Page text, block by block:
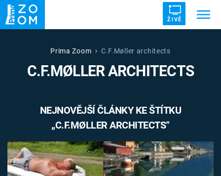
ŽIVĚ
ZRÁDCI DRUHÁ SVĚTOVÁ VÁLKA
ZÁHADY VETŘELCI DÁVNOVĚKU
Témata
Témata
Prima Zoom C.F.Møller architects
C.F.MØLLER ARCHITECTS
NEJNOVĚJŠÍ ČLÁNKY KE ŠTÍTKU
„C.F.MØLLER ARCHITECTS“